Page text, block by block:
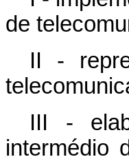
de
II -
III -
intermédio